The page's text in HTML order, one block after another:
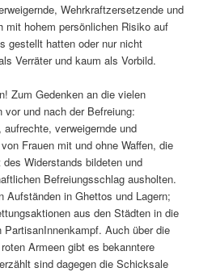
Wehrkraftzersetzende und
mit hohem persönlichen Risiko auf
gestellt hatten oder nur nicht
Verräter und kaum als Vorbild.
Zum Gedenken an die vielen
und nach der Befreiung:
verweigernde und
Frauen mit und ohne Waffen, die
Widerstands bildeten und
Befreiungsschlag ausholten.
Aufständen in Ghettos und Lagern;
aus den Städten in die
PartisanInnenkampf. Auch über die
Armeen gibt es bekanntere
sind dagegen die Schicksale